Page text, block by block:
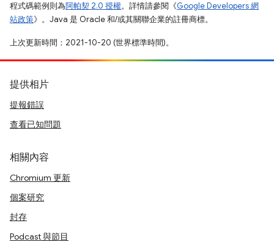
程式碼範例則為阿帕契 2.0 授權。詳情請參閱《Google Developers 網
站政策》。Java 是 Oracle 和/或其關聯企業的註冊商標。
上次更新時間：2021-10-20 (世界標準時間)。
提供相片
提報錯誤
查看已知問題
相關內容
Chromium 更新
個案研究
封存
Podcast 與節目